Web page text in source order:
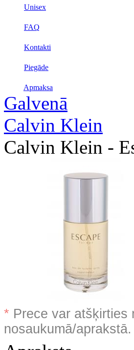
Unisex
FAQ
Kontakti
Piegāde
Apmaksa
Galvenā
Calvin Klein
Calvin Klein -
* Prece var atšķirties
nosaukumā/aprakstā.